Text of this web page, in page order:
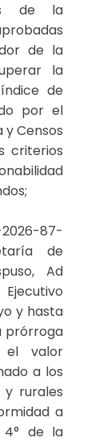
de la
de la
la
de
por el
Censos
criterios
2026-87-
de
Ad
y hasta
prórroga
el valor
a los
y rurales
a
4° de la